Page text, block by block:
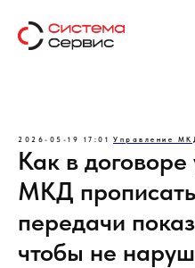
2026-05-19 17:01 Управление
Как в
МКД
передачи
чтобы не